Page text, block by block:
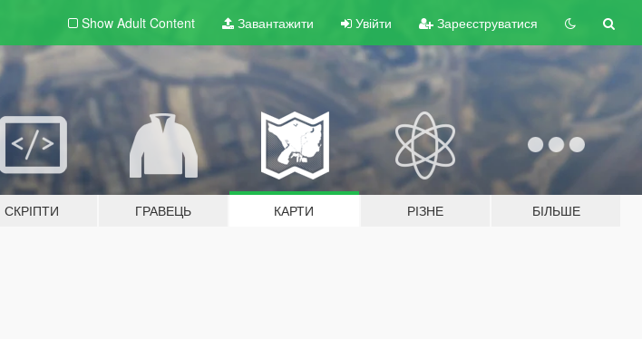
Show Adult Content Завантажити Увійти Зареєструватися
СКРІПТИ ГРАВЕЦЬ КАРТИ РІЗНЕ БІЛЬШЕ